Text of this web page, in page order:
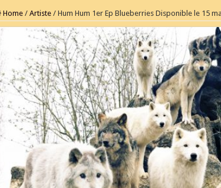
Home / Artiste / Hum Hum 1er Ep Blueberries Disponible le 15